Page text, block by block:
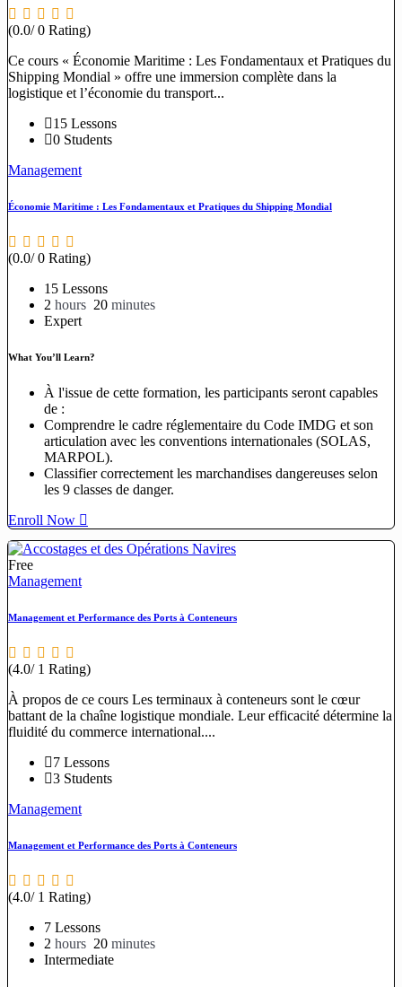
(0.0/ 0 Rating)
Ce cours « Économie Maritime : Les Fondamentaux et Pratiques du
Shipping Mondial » offre une immersion complète dans la
logistique et l’économie du transport...
15 Lessons
0 Students
Management
Économie Maritime : Les Fondamentaux et Pratiques du Shipping Mondial
(0.0/ 0 Rating)
15 Lessons
2 hours 20 minutes
Expert
What You’ll Learn?
À l'issue de cette formation, les participants seront capables
de :
Comprendre le cadre réglementaire du Code IMDG et son
articulation avec les conventions internationales (SOLAS,
MARPOL).
Classifier correctement les marchandises dangereuses selon
les 9 classes de danger.
Enroll Now
Free
Management
Management et Performance des Ports à Conteneurs
(4.0/ 1 Rating)
À propos de ce cours Les terminaux à conteneurs sont le cœur
battant de la chaîne logistique mondiale. Leur efficacité détermine la
fluidité du commerce international....
7 Lessons
3 Students
Management
Management et Performance des Ports à Conteneurs
(4.0/ 1 Rating)
7 Lessons
2 hours 20 minutes
Intermediate